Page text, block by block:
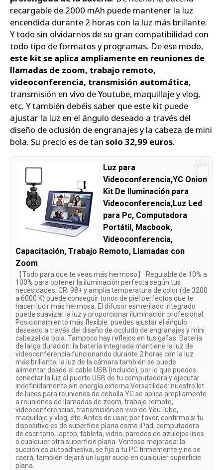
recargable de 2000 mAh puede mantener la luz
encendida durante 2 horas con la luz más brillante.
Y todo sin olvidarnos de su gran compatibilidad con
todo tipo de formatos y programas. De ese modo,
este kit se aplica ampliamente en reuniones de
llamadas de zoom, trabajo remoto,
videoconferencia, transmisión automática,
transmisión en vivo de Youtube, maquillaje y vlog,
etc. Y también debéis saber que este kit puede
ajustar la luz en el ángulo deseado a través del
diseño de oclusión de engranajes y la cabeza de mini
bola. Su precio es de tan solo 32,99 euros.
Luz para
Videoconferencia,YC Onion
Kit De Iluminación para
Videoconferencia,Luz Led
para Pc, Computadora
Portátil, Macbook,
Videoconferencia,
Capacitación, Trabajo Remoto, Llamadas con
Zoom
【Todo para que te veas más hermoso】 Regulable de 10% a
100% para obtener la iluminación perfecta según tus
necesidades. CRI 98+ y amplia temperatura de color (de 3200
a 6000 K) puede conseguir tonos de piel perfectos que te
hacen lucir más hermosa. El difusor esmerilado integrado
puede suavizar la luz y proporcionar iluminación profesional.
Posicionamiento más flexible: puedes ajustar el ángulo
deseado a través del diseño de occludo de engranajes y mini
cabezal de bola. Tampoco hay reflejos en tus gafas. Batería
de larga duración: la batería integrada mantiene la luz de
videoconferencia funcionando durante 2 horas con la luz
más brillante; la luz de la cámara también se puede
alimentar desde el cable USB (incluido), por lo que puedes
conectar la luz al puerto USB de tu computadora y ejecutar
indefinidamente sin energía externa Versatilidad: nuestro kit
de luces para reuniones de cebolla YC se aplica ampliamente
a reuniones de llamadas de zoom, trabajo remoto,
videoconferencias, transmisión en vivo de YouTube,
maquillaje y vlog, etc. Antes de usar, por favor, confirma si tu
dispositivo es de superficie plana como iPad, computadora
de escritorio, laptop, tableta, vidrio, paredes de azulejos lisos
o cualquier otra superficie plana. Ventosa mejorada: la
succión es autoadhesiva, se fija a tu PC firmemente y no se
caerá, también dejará un lugar sucio en cualquier superficie
plana.